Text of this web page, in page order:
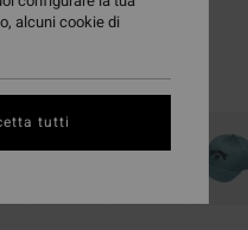
OFFERTA 25%
Char
alcuni cookie di
tutti